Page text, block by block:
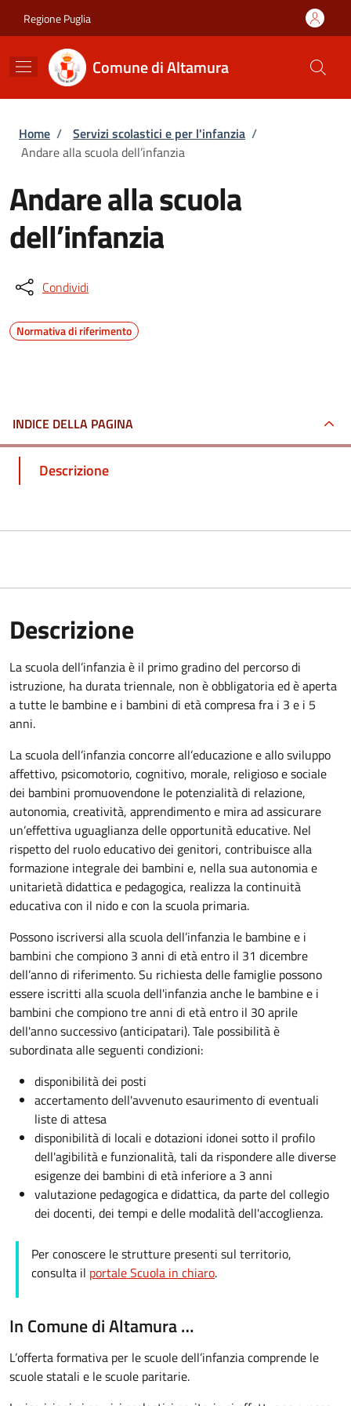
Regione Puglia
Comune di Altamura
Briciole di pane
Home / Servizi scolastici e per l'infanzia /
Andare alla scuola dell’infanzia
Andare alla scuola
dell’infanzia
Condividi
Normativa di riferimento
INDICE DELLA PAGINA
Descrizione
Descrizione
La scuola dell’infanzia è il primo gradino del percorso di
istruzione, ha durata triennale, non è obbligatoria ed è aperta
a tutte le bambine e i bambini di età compresa fra i 3 e i 5
anni.
La scuola dell’infanzia concorre all’educazione e allo sviluppo
affettivo, psicomotorio, cognitivo, morale, religioso e sociale
dei bambini promuovendone le potenzialità di relazione,
autonomia, creatività, apprendimento e mira ad assicurare
un’effettiva uguaglianza delle opportunità educative. Nel
rispetto del ruolo educativo dei genitori, contribuisce alla
formazione integrale dei bambini e, nella sua autonomia e
unitarietà didattica e pedagogica, realizza la continuità
educativa con il nido e con la scuola primaria.
Possono iscriversi alla scuola dell’infanzia le bambine e i
bambini che compiono 3 anni di età entro il 31 dicembre
dell’anno di riferimento. Su richiesta delle famiglie possono
essere iscritti alla scuola dell'infanzia anche le bambine e i
bambini che compiono tre anni di età entro il 30 aprile
dell'anno successivo (anticipatari). Tale possibilità è
subordinata alle seguenti condizioni:
disponibilità dei posti
accertamento dell'avvenuto esaurimento di eventuali
liste di attesa
disponibilità di locali e dotazioni idonei sotto il profilo
dell'agibilità e funzionalità, tali da rispondere alle diverse
esigenze dei bambini di età inferiore a 3 anni
valutazione pedagogica e didattica, da parte del collegio
dei docenti, dei tempi e delle modalità dell'accoglienza.
Per conoscere le strutture presenti sul territorio,
consulta il portale Scuola in chiaro.
In Comune di Altamura …
L’offerta formativa per le scuole dell’infanzia comprende le
scuole statali e le scuole paritarie.